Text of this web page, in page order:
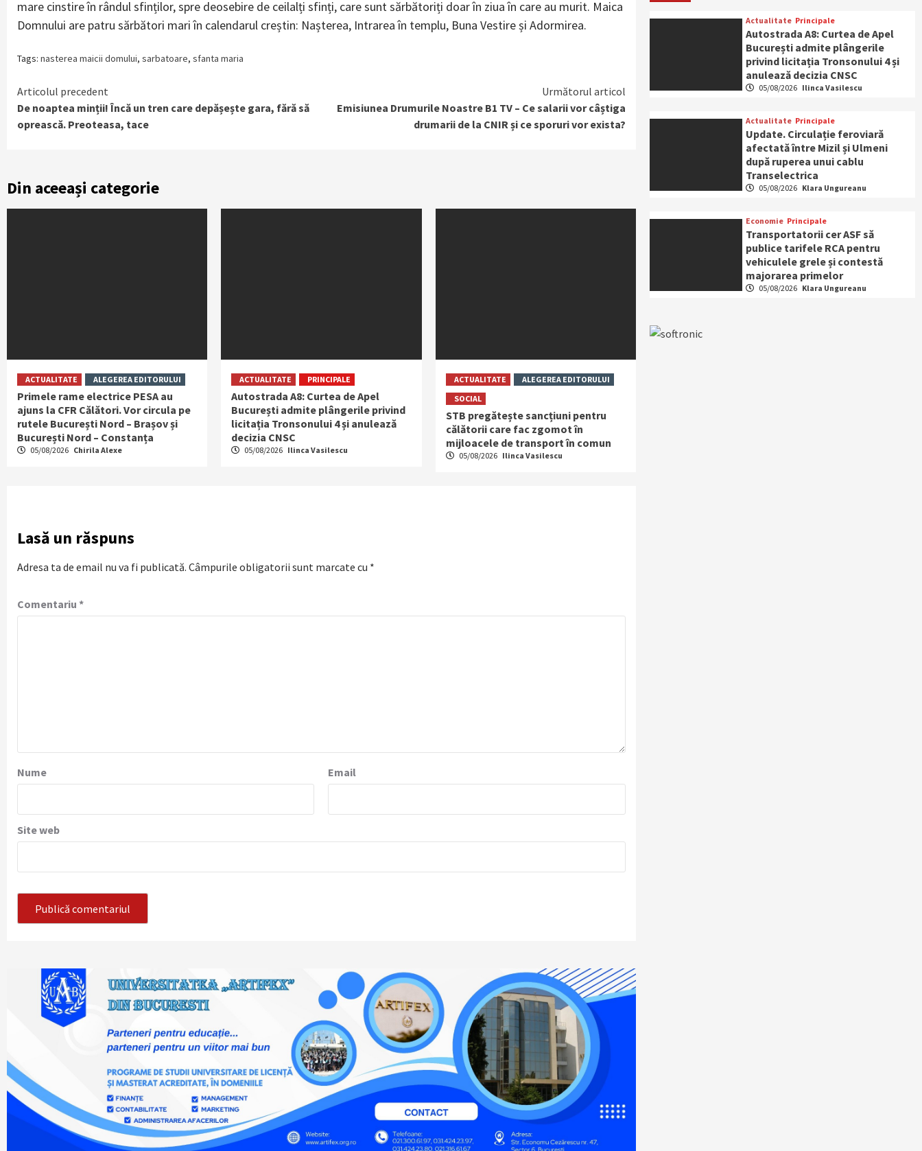
mare cinstire în rândul sfinților, spre deosebire de ceilalți sfinți, care sunt sărbătoriți doar în ziua în care au murit. Maica
Domnului are patru sărbători mari în calendarul creștin: Nașterea, Intrarea în templu, Buna Vestire și Adormirea.
Tags: nasterea maicii domului, sarbatoare, sfanta maria
Continue
Reading
Articolul precedent
De noaptea minții! Încă un tren care depășește gara, fără să
oprească. Preoteasa, tace
Următorul articol
Emisiunea Drumurile Noastre B1 TV – Ce salarii vor câștiga
drumarii de la CNIR și ce sporuri vor exista?
Din aceeași categorie
ACTUALITATE ALEGEREA EDITORULUI
Primele rame electrice PESA au
ajuns la CFR Călători. Vor circula pe
rutele București Nord – Brașov și
București Nord – Constanța
05/08/2026 Chirila Alexe
ACTUALITATE PRINCIPALE
Autostrada A8: Curtea de Apel
București admite plângerile privind
licitația Tronsonului 4 și anulează
decizia CNSC
05/08/2026 Ilinca Vasilescu
ACTUALITATE
ALEGEREA EDITORULUI
SOCIAL
STB pregătește sancțiuni pentru
călătorii care fac zgomot în
mijloacele de transport în comun
05/08/2026 Ilinca Vasilescu
Lasă un răspuns
Adresa ta de email nu va fi publicată. Câmpurile obligatorii sunt marcate cu *
Comentariu *
Nume Email
Site web
Actualitate Principale
Autostrada A8: Curtea de Apel
București admite plângerile
privind licitația Tronsonului 4 și
anulează decizia CNSC
05/08/2026 Ilinca Vasilescu
Actualitate Principale
Update. Circulație feroviară
afectată între Mizil și Ulmeni
după ruperea unui cablu
Transelectrica
05/08/2026 Klara Ungureanu
Economie Principale
Transportatorii cer ASF să
publice tarifele RCA pentru
vehiculele grele și contestă
majorarea primelor
05/08/2026 Klara Ungureanu